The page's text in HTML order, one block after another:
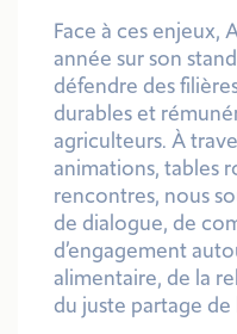
Face à ces enjeux,
année sur son
défendre des
durables et
agriculteurs. À
animations, tables
rencontres, nous
de dialogue, de
d’engagement
alimentaire, de la
du juste partage de